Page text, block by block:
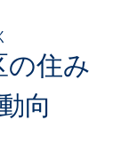
の住み
向